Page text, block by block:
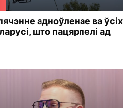
адноўленае ва ўсіх
што пацярпелі ад